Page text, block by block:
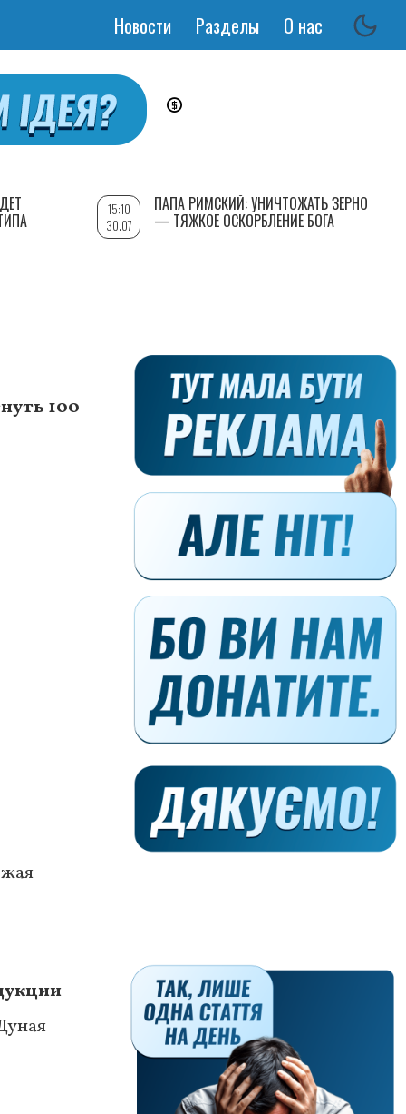
Основная
Новости Разделы О нас
100
15:10
30.07
ПАПА РИМСКИЙ: УНИЧТОЖАТЬ ЗЕРНО
— ТЯЖКОЕ ОСКОРБЛЕНИЕ БОГА